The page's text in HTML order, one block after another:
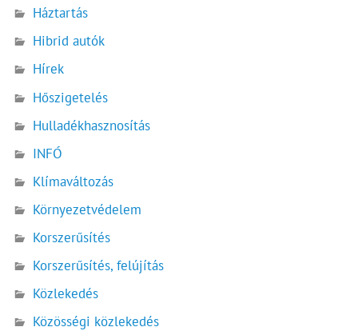
Háztartás
Hibrid autók
Hírek
Hőszigetelés
Hulladékhasznosítás
INFÓ
Klímaváltozás
Környezetvédelem
Korszerűsítés
Korszerűsítés, felújítás
Közlekedés
Közösségi közlekedés